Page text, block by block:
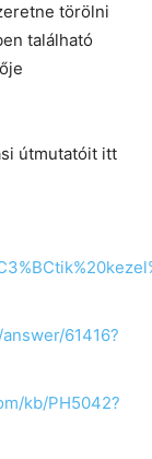
törölni
található
útmutatóit itt
61416?
kb/PH5042?